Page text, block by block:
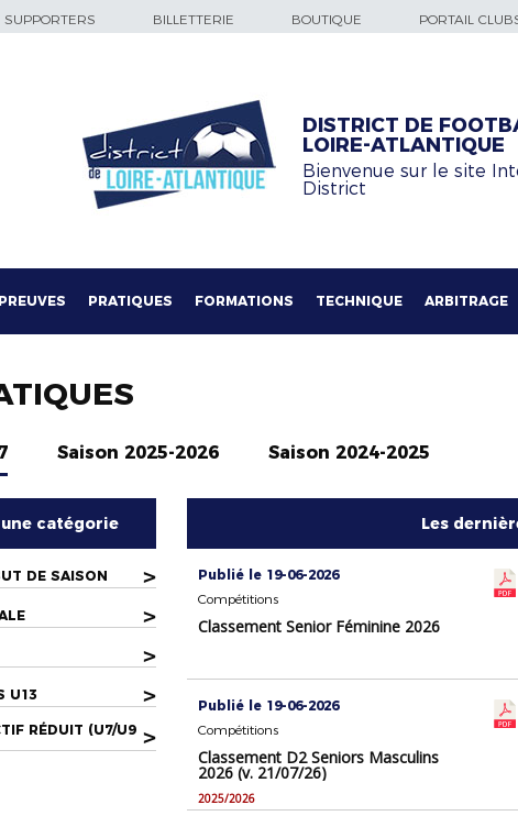
BILLETTERIE BOUTIQUE PORTAIL
DISTRICT DE
LOIRE-ATLANTIQUE
Bienvenue sur le site
District
PRATIQUES FORMATIONS TECHNIQUE ARBITRAGE
Saison 2025-2026 Saison 2024-2025
catégorie
DE SAISON >
>
>
U13 >
RÉDUIT (U7/U9 >
Les
Publié le 19-06-2026
Compétitions
Classement Senior Féminine 2026
Publié le 19-06-2026
Compétitions
Classement D2 Seniors Masculins
2026 (v. 21/07/26)
2025/2026